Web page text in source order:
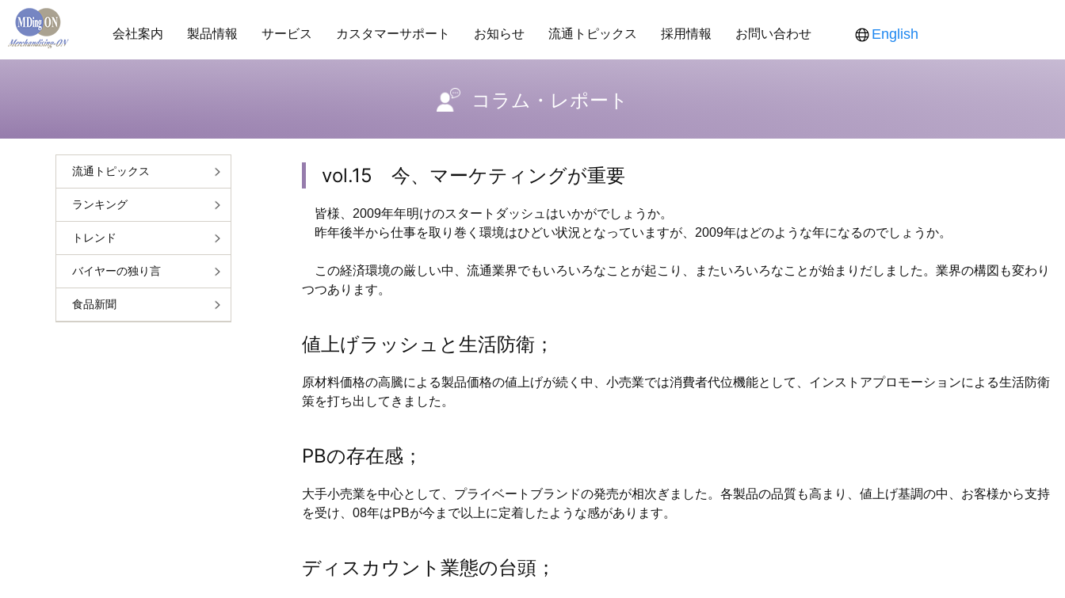
会社案内
アクセス
製品情報 サービス
研修
カスタマーサポート
保守ヘルプデスクサービス
お知らせ 流通トピックス
トレンド
採用情報 お問い合わせ English
コラム・レポート
流通トピックス
ランキング
トレンド
バイヤーの独り言
食品新聞
vol.15 今、マーケティングが重要
皆様、2009年年明けのスタートダッシュはいかがでしょうか。
昨年後半から仕事を取り巻く環境はひどい状況となっていますが、2009年はどのような年になるのでしょうか。
この経済環境の厳しい中、流通業界でもいろいろなことが起こり、またいろいろなことが始まりだしました。業界の構図も変わり
つつあります。
値上げラッシュと生活防衛；
原材料価格の高騰による製品価格の値上げが続く中、小売業では消費者代位機能として、インストアプロモーションによる生活防衛
策を打ち出してきました。
PBの存在感；
大手小売業を中心として、プライベートブランドの発売が相次ぎました。各製品の品質も高まり、値上げ基調の中、お客様から支持
を受け、08年はPBが今まで以上に定着したような感があります。
ディスカウント業態の台頭；